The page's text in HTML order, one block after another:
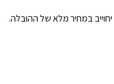
במחיר מלא של ההובלה.